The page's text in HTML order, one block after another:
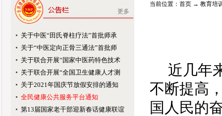
更多
关于中医“田氏脊柱疗法”首批师承
关于“中医定向正骨三通法”首批师
关于联合开展“国家中医药特色技术
关于联合开展“全国卫生健康人才测
关于2021年国庆节放假安排的通知
全民健康公共服务平台通知
第13届国家老干部迎新春话健康联谊
当前位置： 首页 → 教育培
近几年
不断提高
国人民的